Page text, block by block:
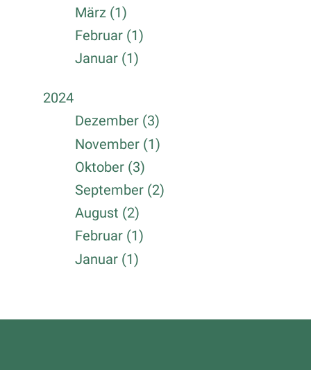
März (1)
Februar (1)
Januar (1)
2024
Dezember (3)
November (1)
Oktober (3)
September (2)
August (2)
Februar (1)
Januar (1)